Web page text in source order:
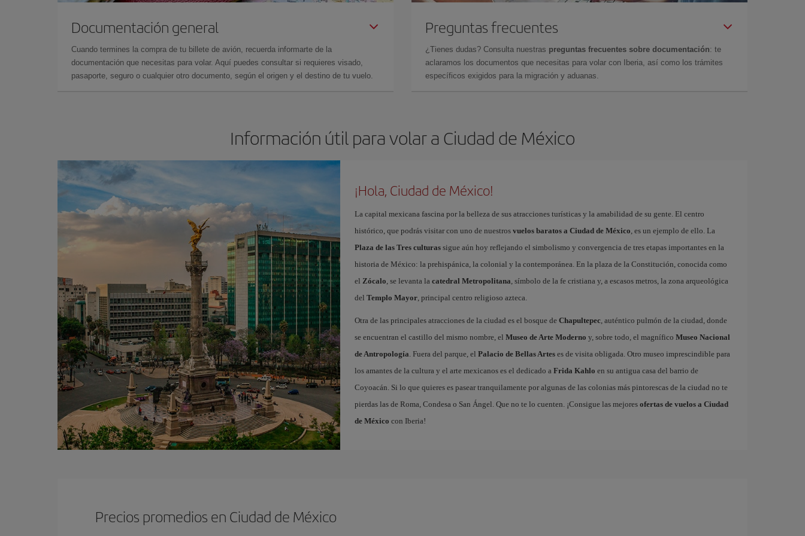
Documentación general
Cuando termines la compra de tu billete de avión, recuerda informarte de la
documentación que necesitas para volar. Aquí puedes consultar si requieres visado,
pasaporte, seguro o cualquier otro documento, según el origen y el destino de tu vuelo.
Preguntas frecuentes
¿Tienes dudas? Consulta nuestras preguntas frecuentes sobre documentación: te
aclaramos los documentos que necesitas para volar con Iberia, así como los trámites
específicos exigidos para la migración y aduanas.
Información útil para volar a Ciudad de México
¡Hola, Ciudad de México!
La capital mexicana fascina por la belleza de sus atracciones turísticas y la amabilidad de su gente. El centro
histórico, que podrás visitar con uno de nuestros vuelos baratos a Ciudad de México, es un ejemplo de ello. La
Plaza de las Tres culturassigue aún hoy reflejando el simbolismo y convergencia de tres etapas importantes en la
historia de México: la prehispánica, la colonial y la contemporánea. En la plaza de la Constitución, conocida como
el Zócalo, se levanta la catedral Metropolitana, símbolo de la fe cristiana y, a escasos metros, la zona arqueológica
del Templo Mayor, principal centro religioso azteca.
Otra de las principales atracciones de la ciudad es el bosque de Chapultepec, auténtico pulmón de la ciudad, donde
se encuentran el castillo del mismo nombre, el Museo de Arte Moderno y, sobre todo, el magnífico Museo Nacional
de Antropología. Fuera del parque, el Palacio de Bellas Arteses de visita obligada. Otro museo imprescindible para
los amantes de la cultura y el arte mexicanos es el dedicado a Frida Kahlo en su antigua casa del barrio de
Coyoacán. Si lo que quieres es pasear tranquilamente por algunas de las colonias más pintorescas de la ciudad no te
pierdas las de Roma, Condesa o San Ángel. Que no te lo cuenten. ¡Consigue las mejores ofertas de vuelos a Ciudad
de México con Iberia!
Precios promedios en Ciudad de México